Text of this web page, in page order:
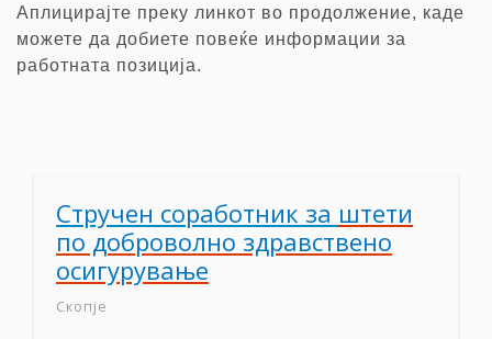
Аплицирајте преку линкот во продолжение, каде
можете да добиете повеќе информации за
работната позиција.
Стручен соработник за штети
по доброволно здравствено
осигурување
Скопје